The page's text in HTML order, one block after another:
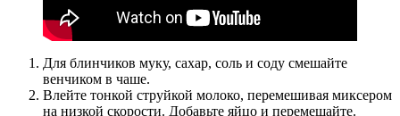
Для блинчиков муку, сахар, соль и соду смешайте
венчиком в чаше.
Влейте тонкой струйкой молоко, перемешивая миксером
на низкой скорости. Добавьте яйцо и перемешайте.